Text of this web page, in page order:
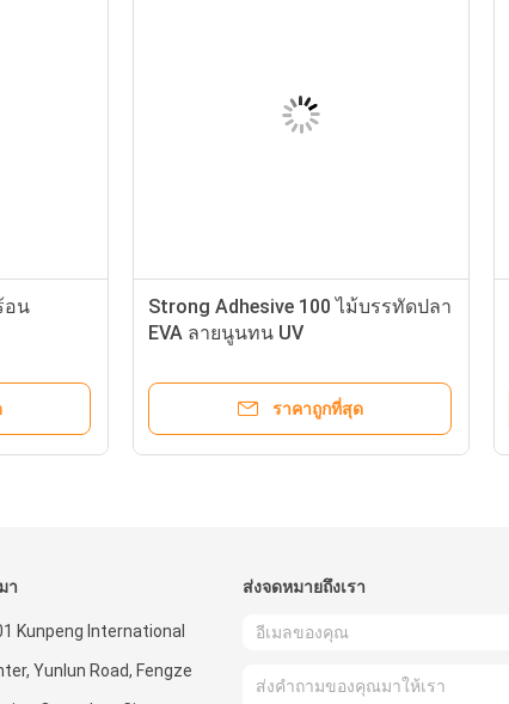
อน
Strong Adhesive 100 ไม้บรรทัดปลา
EVA ลายนูนทน UV
ราคาถูกที่สุด
า
Kunpeng International
Yunlun Road, Fengze
ส่งจดหมายถึงเรา